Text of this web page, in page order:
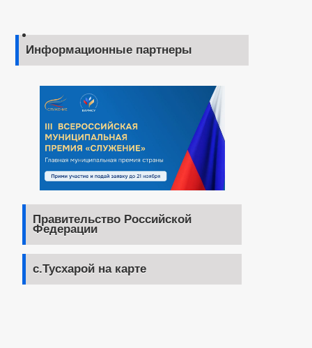
Информационные партнеры
Правительство Российской
Федерации
с.Тусхарой на карте